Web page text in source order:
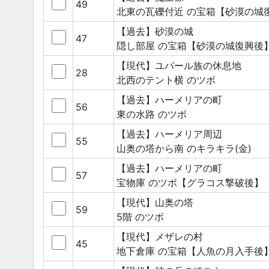
49
北東の瓦礫付近 の宝箱 【砂漠の城
47
【過去】砂漠の城
隠し部屋 の宝箱 【砂漠の城復興後】
28
【現代】ユバール族の休息地
北西のテント横 のツボ
56
【過去】ハーメリアの町
東の水路 のツボ
55
【過去】ハーメリア周辺
山奥の塔から南 のキラキラ(金)
57
【過去】ハーメリアの町
宝物庫 のツボ 【グラコス撃破後】
59
【現代】山奥の塔
5階 のツボ
45
【現代】メザレの村
地下倉庫 の宝箱 【人魚の月入手後】